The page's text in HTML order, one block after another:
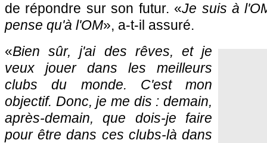
de répondre sur son futur. «Je suis à
pense qu'à l'OM», a-t-il assuré.
«Bien sûr, j'ai des rêves, et je
veux jouer dans les meilleurs
clubs du monde. C'est mon
objectif. Donc, je me dis : demain,
après-demain, que dois-je faire
pour être dans ces clubs-là dans